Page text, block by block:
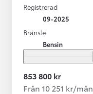
Registrerad
09-2025
Bränsle
Bensin
853 800 kr
Från 10 251 kr/mån